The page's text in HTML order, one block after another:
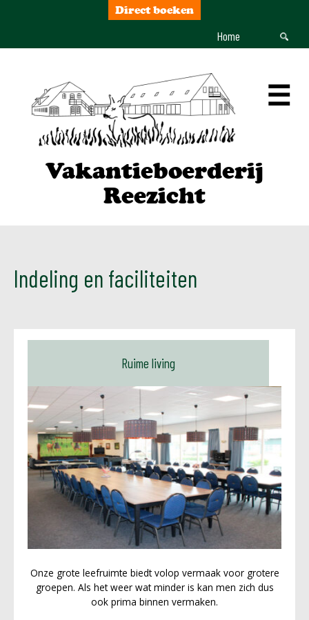
Direct boeken
Home
☰
Vakantieboerderij
Reezicht
Indeling en faciliteiten
Ruime living
Onze grote leefruimte biedt volop vermaak voor grotere
groepen. Als het weer wat minder is kan men zich dus
ook prima binnen vermaken.